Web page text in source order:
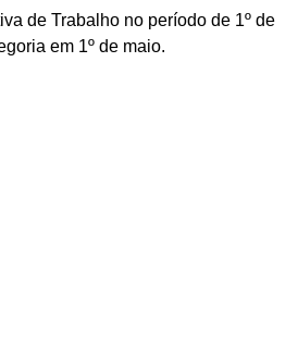
de Trabalho no período de 1º de
em 1º de maio.